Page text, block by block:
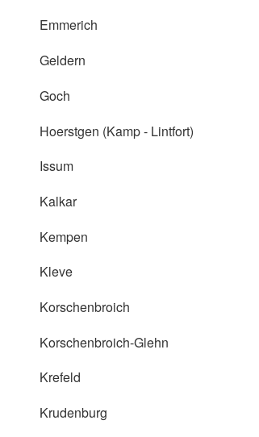
Emmerich
Geldern
Goch
Hoerstgen (Kamp - Lintfort)
Issum
Kalkar
Kempen
Kleve
Korschenbroich
Korschenbroich-Glehn
Krefeld
Krudenburg